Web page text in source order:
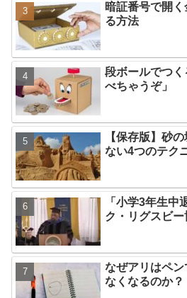
暗証番号で開
る方法
段ボールでつ
べちゃうぞ」
【保存版】砂
ない4つのテク
「小学3年生中
ク・リグスビ
なぜアリはペ
なくなるのか？